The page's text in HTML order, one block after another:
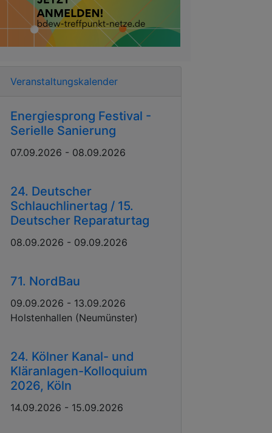
Veranstaltungskalender
Energiesprong Festival -
Serielle Sanierung
07.09.2026 - 08.09.2026
24. Deutscher
Schlauchlinertag / 15.
Deutscher Reparaturtag
08.09.2026 - 09.09.2026
71. NordBau
09.09.2026 - 13.09.2026
Holstenhallen (Neumünster)
24. Kölner Kanal- und
Kläranlagen-Kolloquium
2026, Köln
14.09.2026 - 15.09.2026